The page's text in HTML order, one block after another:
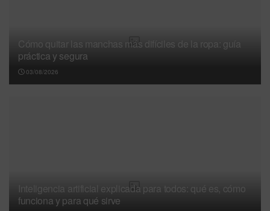
Cómo quitar las manchas más difíciles de la ropa: guía
práctica y segura
03/08/2026
Inteligencia artificial explicada para todos: qué es, cómo
funciona y para qué sirve